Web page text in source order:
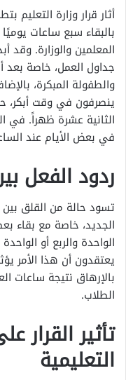
أثار قرار وزارة التعليم
بالبقاء سبع ساعات
المعلمين والوزارة. وقد
جداول العمل، خاصة بعد
والطفولة المبكرة،
ينصرفون في وقت أبكر،
الثانية عشرة ظهراً. في
في بعض الأيام عند
ردود الفعل
تسود حالة من القلق
الجديد، خاصة مع بقاء
الواحدة والربع أو
يعتقدون أن هذا الأمر
بالإرهاق نتيجة ساعات
الطلاب.
تأثير القرار
التعليمية